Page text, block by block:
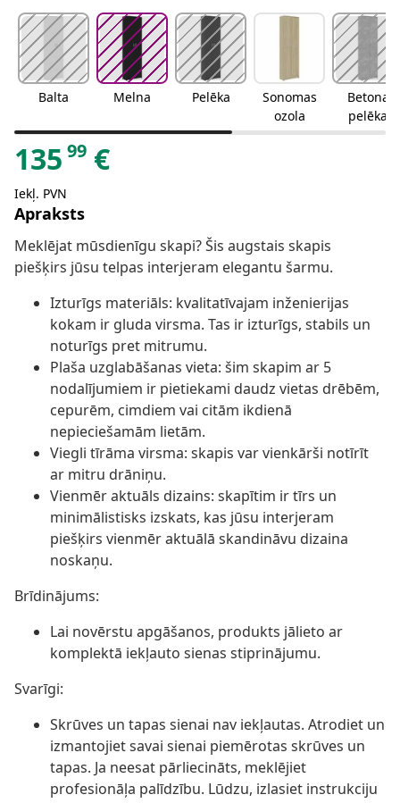
Balta Melna Pelēka
Sonomas
ozola
Betona
pelēka
135 99 €
Iekļ. PVN
Apraksts
Meklējat mūsdienīgu skapi? Šis augstais skapis
piešķirs jūsu telpas interjeram elegantu šarmu.
Izturīgs materiāls: kvalitatīvajam inženierijas
kokam ir gluda virsma. Tas ir izturīgs, stabils un
noturīgs pret mitrumu.
Plaša uzglabāšanas vieta: šim skapim ar 5
nodalījumiem ir pietiekami daudz vietas drēbēm,
cepurēm, cimdiem vai citām ikdienā
nepieciešamām lietām.
Viegli tīrāma virsma: skapis var vienkārši notīrīt
ar mitru drāniņu.
Vienmēr aktuāls dizains: skapītim ir tīrs un
minimālistisks izskats, kas jūsu interjeram
piešķirs vienmēr aktuālā skandināvu dizaina
noskaņu.
Brīdinājums:
Lai novērstu apgāšanos, produkts jālieto ar
komplektā iekļauto sienas stiprinājumu.
Svarīgi:
Skrūves un tapas sienai nav iekļautas. Atrodiet un
izmantojiet savai sienai piemērotas skrūves un
tapas. Ja neesat pārliecināts, meklējiet
profesionāļa palīdzību. Lūdzu, izlasiet instrukciju